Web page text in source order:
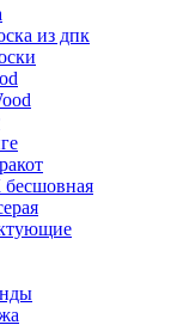
из дпк
бесшовная